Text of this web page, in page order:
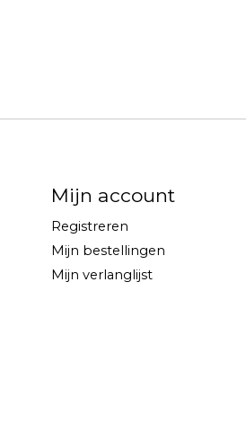
Mijn account
Registreren
Mijn bestellingen
Mijn verlanglijst